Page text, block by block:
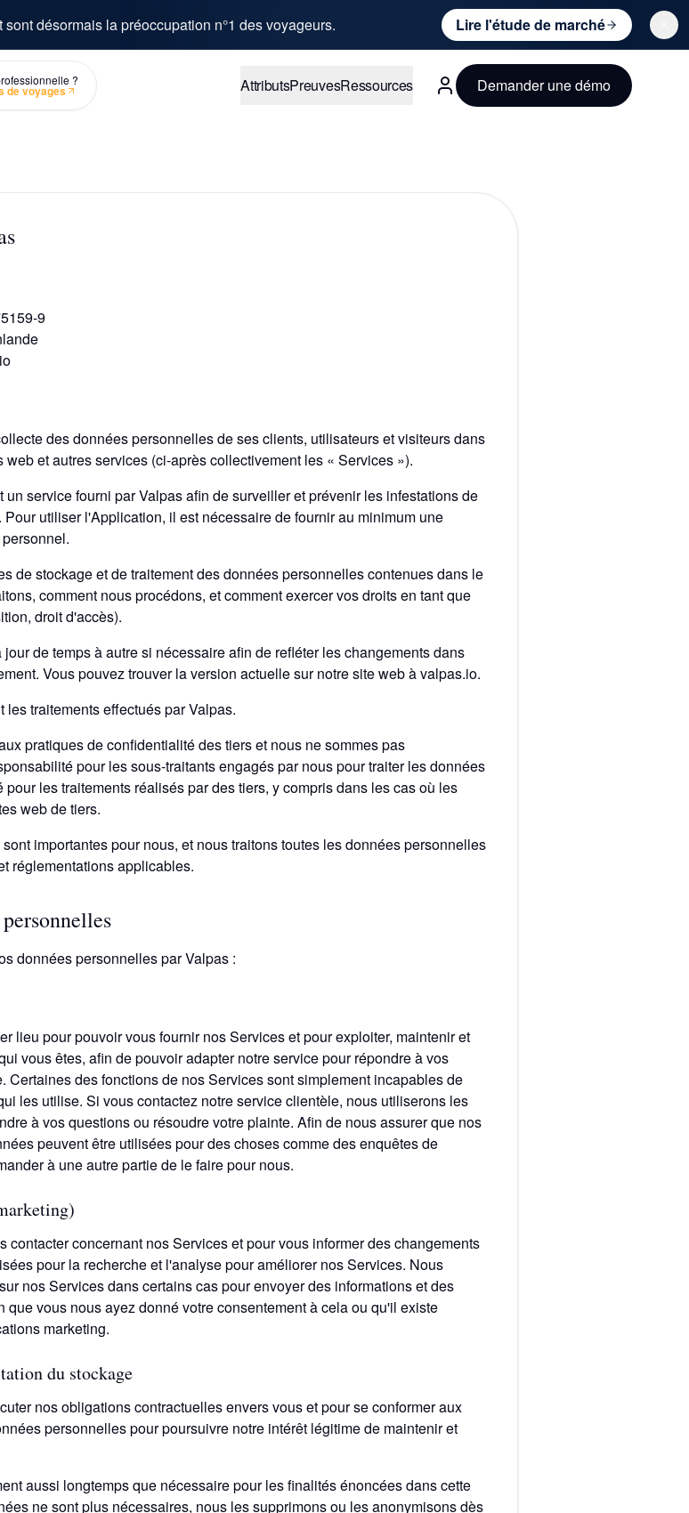
désormais la préoccupation n°1 des voyageurs. Lire l'étude de marché
?
de voyages AttributsPreuvesRessourcesFrançais Demander une démo
9
des données personnelles de ses clients, utilisateurs et visiteurs dans
et autres services (ci-après collectivement les « Services »).
service fourni par Valpas afin de surveiller et prévenir les infestations de
utiliser l'Application, il est nécessaire de fournir au minimum une
de stockage et de traitement des données personnelles contenues dans le
comment nous procédons, et comment exercer vos droits en tant que
droit d'accès).
de temps à autre si nécessaire afin de refléter les changements dans
Vous pouvez trouver la version actuelle sur notre site web à valpas.io.
traitements effectués par Valpas.
pratiques de confidentialité des tiers et nous ne sommes pas
pour les sous-traitants engagés par nous pour traiter les données
les traitements réalisés par des tiers, y compris dans les cas où les
web de tiers.
importantes pour nous, et nous traitons toutes les données personnelles
réglementations applicables.
données personnelles par Valpas :
lieu pour pouvoir vous fournir nos Services et pour exploiter, maintenir et
vous êtes, afin de pouvoir adapter notre service pour répondre à vos
des fonctions de nos Services sont simplement incapables de
les utilise. Si vous contactez notre service clientèle, nous utiliserons les
à vos questions ou résoudre votre plainte. Afin de nous assurer que nos
peuvent être utilisées pour des choses comme des enquêtes de
à une autre partie de le faire pour nous.
concernant nos Services et pour vous informer des changements
pour la recherche et l'analyse pour améliorer nos Services. Nous
nos Services dans certains cas pour envoyer des informations et des
vous nous ayez donné votre consentement à cela ou qu'il existe
marketing.
du stockage
nos obligations contractuelles envers vous et pour se conformer aux
personnelles pour poursuivre notre intérêt légitime de maintenir et
aussi longtemps que nécessaire pour les finalités énoncées dans cette
ne sont plus nécessaires, nous les supprimons ou les anonymisons dès